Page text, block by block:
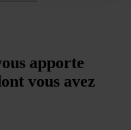
apporte
vous avez